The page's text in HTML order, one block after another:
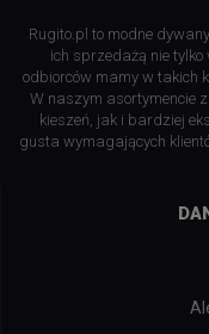
Rugito.pl to modne
ich sprzedażą nie tylko
odbiorców mamy w takich
W naszym asortymencie
kieszeń, jak i bardziej
gusta wymagających